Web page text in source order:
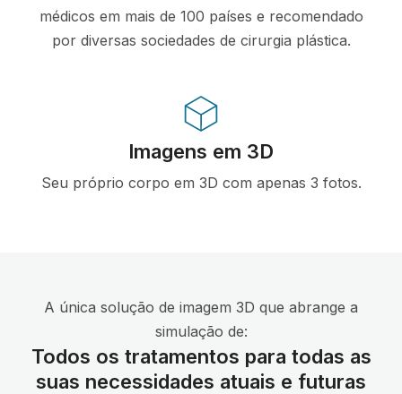
médicos em mais de 100 países e recomendado
por diversas sociedades de cirurgia plástica.
Imagens em 3D
Seu próprio corpo em 3D com apenas 3 fotos.
A única solução de imagem 3D que abrange a
simulação de:
Todos os tratamentos para todas as
suas necessidades atuais e futuras